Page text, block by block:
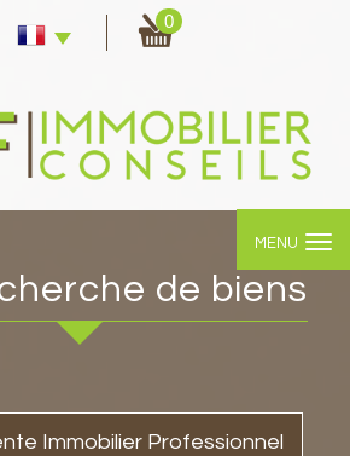
0
MENU
de biens
Immobilier Professionnel